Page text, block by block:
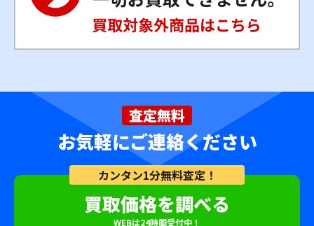
査定無料
お気軽にご連絡ください
カンタン1分無料査定！
買取価格を調べる
WEBは24時間受付中！